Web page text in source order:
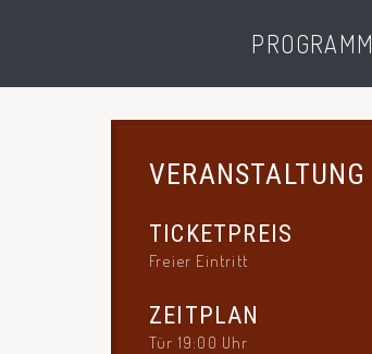
PROGRAMM
VERANSTALTUNG
TICKETPREIS
Freier Eintritt
ZEITPLAN
Tür 19:00 Uhr